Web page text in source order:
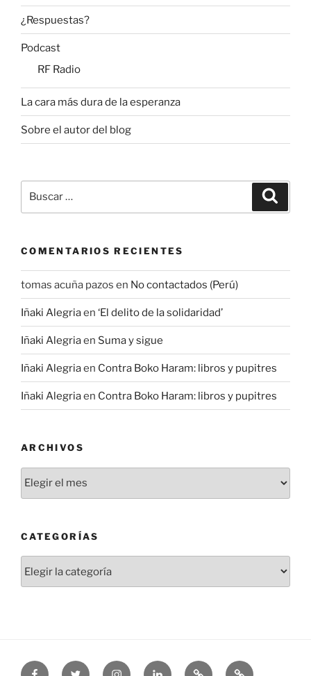
¿Respuestas?
Podcast
RF Radio
La cara más dura de la esperanza
Sobre el autor del blog
por:
COMENTARIOS RECIENTES
tomas acuña pazos en No contactados (Perú)
Iñaki Alegriaen ‘El delito de la solidaridad’
Iñaki Alegriaen Suma y sigue
Iñaki Alegriaen Contra Boko Haram: libros y pupitres
Iñaki Alegriaen Contra Boko Haram: libros y pupitres
ARCHIVOS
CATEGORÍAS
FacebookTwitter InstagramLinkedinThreadsBluesky